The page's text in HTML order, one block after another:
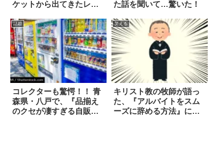
ケットから出てきたレシ
た話を聞いて…驚いた！
話題
コレクターも驚愕！！ 青
森県・八戸で、『品揃え
のクセが凄すぎる自販
笑える
キリスト教の牧師が語っ
た、『アルバイトをスム
ーズに辞める方法』に吹